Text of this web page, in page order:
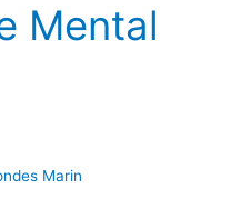
Mental
Marin